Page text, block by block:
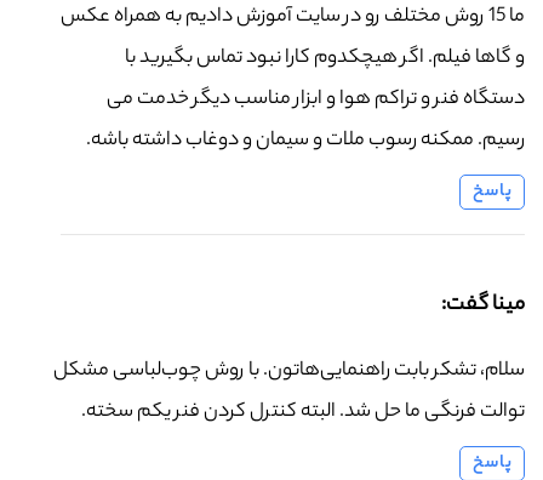
ما 15 روش مختلف رو در سایت آموزش دادیم به همراه عکس
و گاها فیلم. اگر هیچکدوم کارا نبود تماس بگیرید با
دستگاه فنر و تراکم هوا و ابزار مناسب دیگر خدمت می
رسیم. ممکنه رسوب ملات و سیمان و دوغاب داشته باشه.
پاسخ
مینا گفت:
سلام، تشکر بابت راهنمایی‌هاتون. با روش چوب‌لباسی مشکل
توالت فرنگی ما حل شد. البته کنترل کردن فنر یکم سخته.
پاسخ